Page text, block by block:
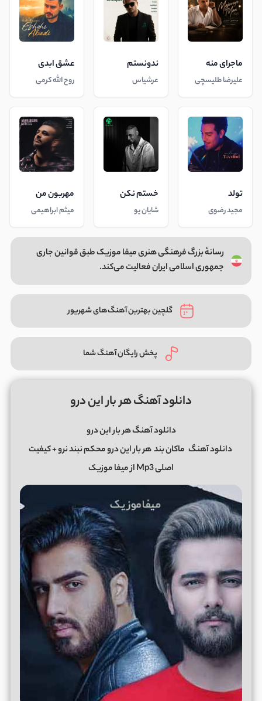
ماجرای منه
علیرضا طلیسچی
ندونستم
عرشیاس
عشق ابدی
روح الله کرمی
تولد
مجید رضوی
خستم نکن
شایان یو
مهربون من
میثم ابراهیمی
رسانهٔ بزرگ فرهنگی هنری میفا موزیک طبق قوانین جاری
جمهوری اسلامی ایران فعالیت می‌کند.
گلچین بهترین آهنگ‌های شهریور
پخش رایگان آهنگ شما
دانلود آهنگ هر بار این درو
دانلود آهنگ هر بار این درو
دانلود آهنگ ماکان بندهر بار این درو محکم نبند نرو + کیفیت
اصلی Mp3 از میفا موزیک